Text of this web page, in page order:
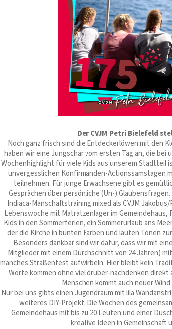
Der CVJM Petri Bielefeld
Noch ganz frisch sind die Entdeckerlöwen mit den
haben wir eine Jungschar vom ersten Tag an, die bei
Wochenhighlight für viele Kids aus unserem Stadtteil
unvergesslichen Konfirmanden-Actionssamstagen
teilnehmen. Für junge Erwachsene gibt es
Gesprächen über persönliche (Un-)
Indiaca-Manschaftstraining mixed als CVJM
Lebenswoche mit Matratzenlager im
Kids in den Sommerferien, ein Sommerurlaub ans
der die Kirche in bunten Farben und lauten Tönen
Besonders dankbar sind wir dafür, dass wir mit
Mitglieder mit einem Durchschnitt von 24 Jahren)
manches Straßenfest aufwirbeln. Hier bleibt kein
Worte kommen ohne viel drüber-nachdenken direkt
Menschen kommt auch neuer
Nur bei uns gibts einen Jugendraum mit lila
weiteres DIY-Projekt. Die Wochen des
Gemeindehaus mit bis zu 20 Leuten und einer
kreative Ideen in Gemeinschaft